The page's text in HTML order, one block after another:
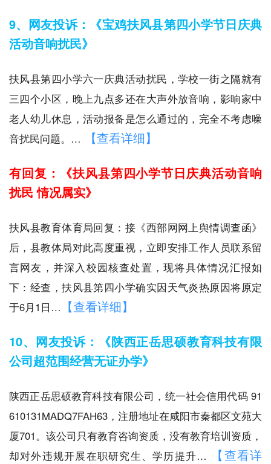
9、网友投诉：《宝鸡扶风县第四小学节日庆典
活动音响扰民》
扶风县第四小学六一庆典活动扰民，学校一街之隔就有
三四个小区，晚上九点多还在大声外放音响，影响家中
老人幼儿休息，活动报备是怎么通过的，完全不考虑噪
音扰民问题。…
【查看详细】
有回复：《扶风县第四小学节日庆典活动音响
扰民 情况属实》
扶风县教育体育局回复：接《西部网网上舆情调查函》
后，县教体局对此高度重视，立即安排工作人员联系留
言网友，并深入校园核查处置，现将具体情况汇报如
下：经查，扶风县第四小学确实因天气炎热原因将原定
于6月1日… 【查看详细】
10、网友投诉：《陕西正岳思硕教育科技有限
公司超范围经营无证办学》
陕西正岳思硕教育科技有限公司，统一社会信用代码 91
610131MADQ7FAH63，注册地址在咸阳市秦都区文苑大
厦701。该公司只有教育咨询资质，没有教育培训资质，
却对外违规开展在职研究生、学历提升…
【查看详